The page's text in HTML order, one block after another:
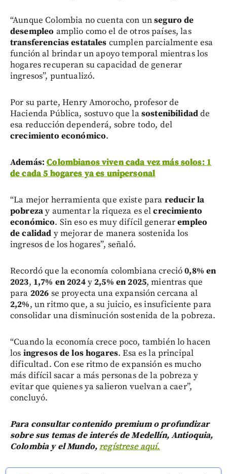
“Aunque Colombia no cuenta con unseguro de
desempleo amplio como el de otros países, las
transferencias estatales cumplen parcialmente esa
función al brindar un apoyo temporal mientras los
hogares recuperan su capacidad de generar
ingresos”, puntualizó.
Por su parte, Henry Amorocho, profesor de
Hacienda Pública, sostuvo que lasostenibilidadde
esa reducción dependerá, sobre todo, del
crecimiento económico.
Además:Colombianos viven cada vez más solos: 1
de cada 5 hogares ya es unipersonal
“La mejor herramienta que existe para reducir la
pobrezay aumentar la riqueza es elcrecimiento
económico. Sin eso es muy difícil generarempleo
de calidad y mejorar de manera sostenida los
ingresos de los hogares”, señaló.
Recordó que la economía colombiana creció0,8% en
2023, 1,7% en 2024y2,5% en 2025, mientras que
para 2026 se proyecta una expansión cercana al
2,2%, un ritmo que, a su juicio, es insuficiente para
consolidar una disminución sostenida de la pobreza.
“Cuando la economía crece poco, también lo hacen
los ingresos de los hogares. Esa es la principal
dificultad. Con ese ritmo de expansión es mucho
más difícil sacar a más personas de la pobreza y
evitar que quienes ya salieron vuelvan a caer”,
concluyó.
Para consultar contenido premium o profundizar
sobre sus temas de interés de Medellín, Antioquia,
Colombia y el Mundo,regístrese aquí.